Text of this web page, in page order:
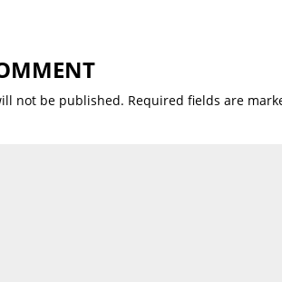
not be published. Required fields are